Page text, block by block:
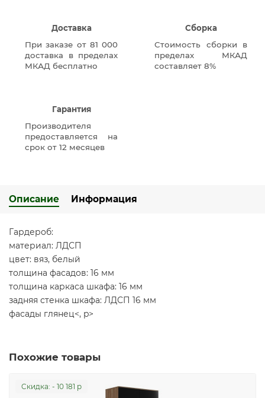
Доставка
При заказе от 81 000
доставка в пределах
МКАД бесплатно
Сборка
Стоимость сборки в
пределах МКАД
составляет 8%
Гарантия
Производителя
предоставляется на
срок от 12 месяцев
Описание Информация
Гардероб:
материал: ЛДСП
цвет: вяз, белый
толщина фасадов: 16 мм
толщина каркаса шкафа: 16 мм
задняя стенка шкафа: ЛДСП 16 мм
фасады глянец<, p>
Похожие товары
Cкидка: - 10 181 р